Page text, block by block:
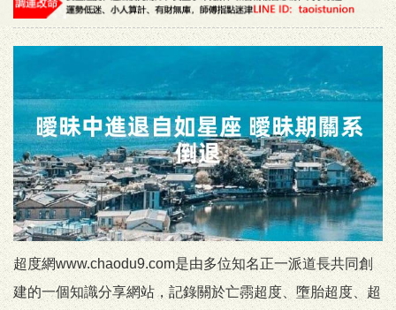
超度網www.chaodu9.com是由多位知名正一派道長共同創
建的一個知識分享網站，記錄關於亡霛超度、墮胎超度、超